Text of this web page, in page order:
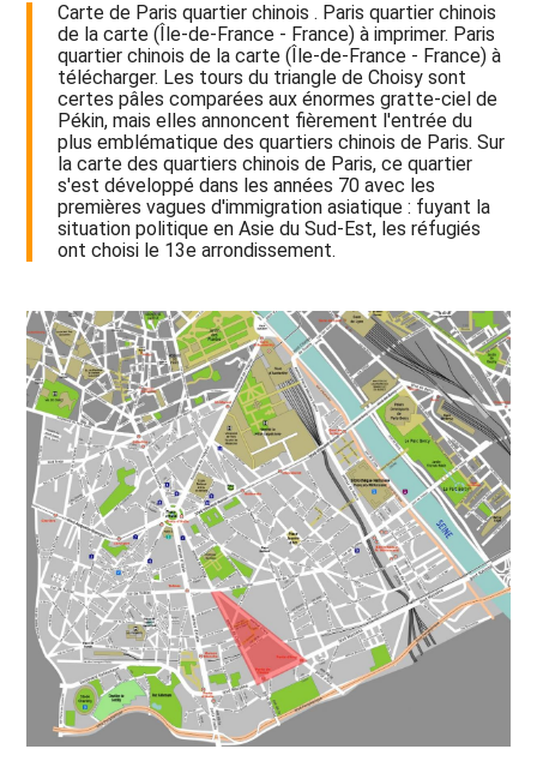
Carte de Paris quartier chinois . Paris quartier chinois
de la carte (Île-de-France - France) à imprimer. Paris
quartier chinois de la carte (Île-de-France - France) à
télécharger. Les tours du triangle de Choisy sont
certes pâles comparées aux énormes gratte-ciel de
Pékin, mais elles annoncent fièrement l'entrée du
plus emblématique des quartiers chinois de Paris. Sur
la carte des quartiers chinois de Paris, ce quartier
s'est développé dans les années 70 avec les
premières vagues d'immigration asiatique : fuyant la
situation politique en Asie du Sud-Est, les réfugiés
ont choisi le 13e arrondissement.